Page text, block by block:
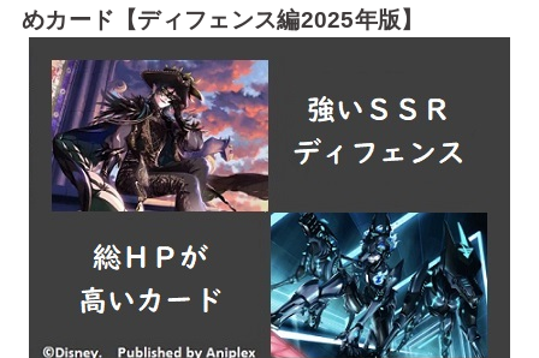
めカード【ディフェンス編2025年版】